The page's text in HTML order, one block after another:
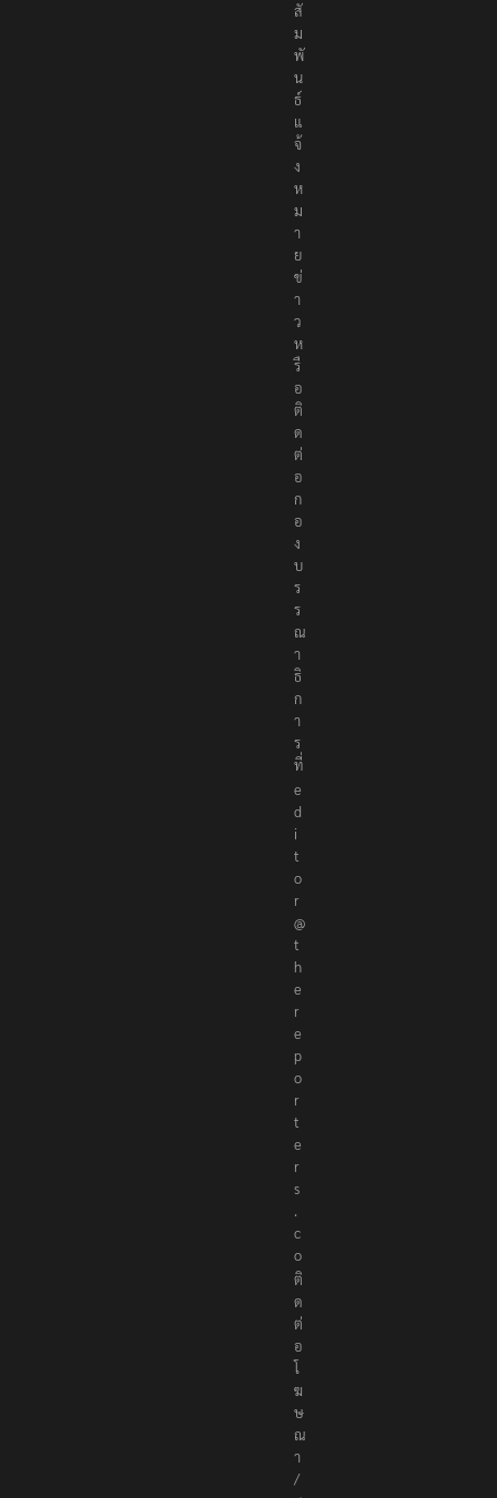
สั
ม
พั
น
ธ์
แ
จ้
ง
ห
ม
า
ย
ข่
า
ว
ห
รื
อ
ติ
ด
ต่
อ
ก
อ
ง
บ
ร
ร
ณ
า
ธิ
ก
า
ร
ที่
e
d
i
t
o
r
@
t
h
e
r
e
p
o
r
t
e
r
s
.
c
o
ติ
ด
ต่
อ
โ
ฆ
ษ
ณ
า
/